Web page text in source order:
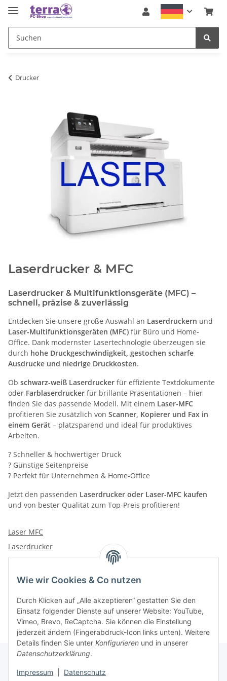
Wie wir Cookies & Co nutzen
Durch Klicken auf „Alle akzeptieren“ gestatten Sie den
Einsatz folgender Dienste auf unserer Website: YouTube,
Vimeo, Brevo, ReCaptcha. Sie können die Einstellung
jederzeit ändern (Fingerabdruck-Icon links unten). Weitere
Details finden Sie unter Konfigurieren und in unserer
Datenschutzerklärung.
Impressum Datenschutz
Drucker
Laserdrucker & MFC
Laserdrucker & Multifunktionsgeräte (MFC) –
schnell, präzise & zuverlässig
Entdecken Sie unsere große Auswahl an Laserdruckern und
Laser-Multifunktionsgeräten (MFC) für Büro und Home-
Office. Dank modernster Lasertechnologie überzeugen sie
durch hohe Druckgeschwindigkeit, gestochen scharfe
Ausdrucke und niedrige Druckkosten.
Ob schwarz-weiß Laserdrucker für effiziente Textdokumente
oder Farblaserdrucker für brillante Präsentationen – hier
finden Sie das passende Modell. Mit einem Laser-MFC
profitieren Sie zusätzlich von Scanner, Kopierer und Fax in
einem Gerät – platzsparend und ideal für produktives
Arbeiten.
? Schneller & hochwertiger Druck
? Günstige Seitenpreise
? Perfekt für Unternehmen & Home-Office
Jetzt den passenden Laserdrucker oder Laser-MFC kaufen
und von bester Qualität zum Top-Preis profitieren!
Laser MFC
Laserdrucker
Kategorien